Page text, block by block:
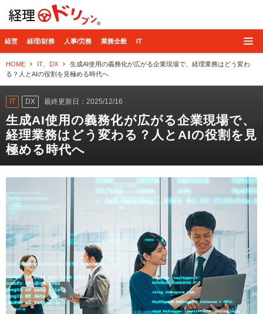
経営 経理/財務 人事/労務 業務全般 IT
HOME IT DX
生成AI使用の義務化が広がる企業現場で、経理業務はどう変わ
る？人とAIの役割を見極める時代へ
IT DX 最終更新日：2025/12/16
生成AI使用の義務化が広がる企業現場で、
経理業務はどう変わる？人とAIの役割を見
極める時代へ